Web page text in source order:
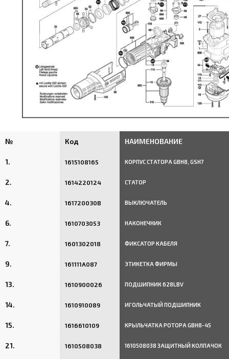
№ Код НАИМЕНОВАНИЕ
1. 1615108165 КОРПУС СТАТОРА GBH8, GSH7
2. 1614220124 СТАТОР
4. 161720030B ВЫКЛЮЧАТЕЛЬ
6. 1610703053 НАКОНЕЧНИК
7. 1601302018 ФИКСАТОР КАБЕЛЯ
9. 161111A087 ЭТИКЕТКА ФИРМЫ
13. 1610900026 ПОДШИПНИК 628LBV
14. 1610910089 ИГОЛЬЧАТЫЙ ПОДШИПНИК
15. 1616610109 КРЫЛЬЧАТКА РОТОРА GBH8-45
21. 1610508038 1610508038 ЗАЩИТНЫЙ КОЛПАЧОК